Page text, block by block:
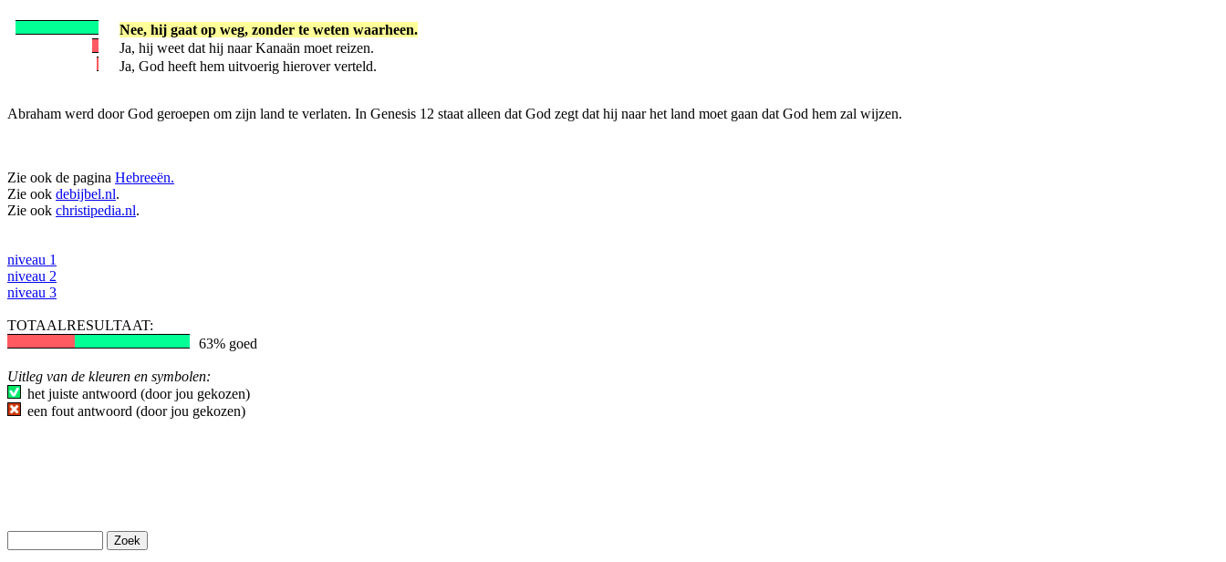
Nee, hij gaat op weg, zonder te weten waarheen.
Ja, hij weet dat hij naar Kanaän moet reizen.
Ja, God heeft hem uitvoerig hierover verteld.
Abraham werd door God geroepen om zijn land te verlaten. In Genesis 12 staat alleen dat God zegt dat hij naar het land moet gaan dat God hem zal wijzen.
Zie ook de pagina Hebreeën.
Zie ook debijbel.nl.
Zie ook christipedia.nl.
niveau 1
niveau 2
niveau 3
TOTAALRESULTAAT:
63% goed
Uitleg van de kleuren en symbolen:
het juiste antwoord (door jou gekozen)
een fout antwoord (door jou gekozen)